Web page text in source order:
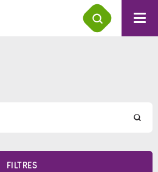
FILTRES